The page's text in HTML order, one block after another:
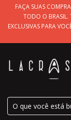
FAÇA SUAS
TODO O BRASIL.
EXCLUSIVAS PARA